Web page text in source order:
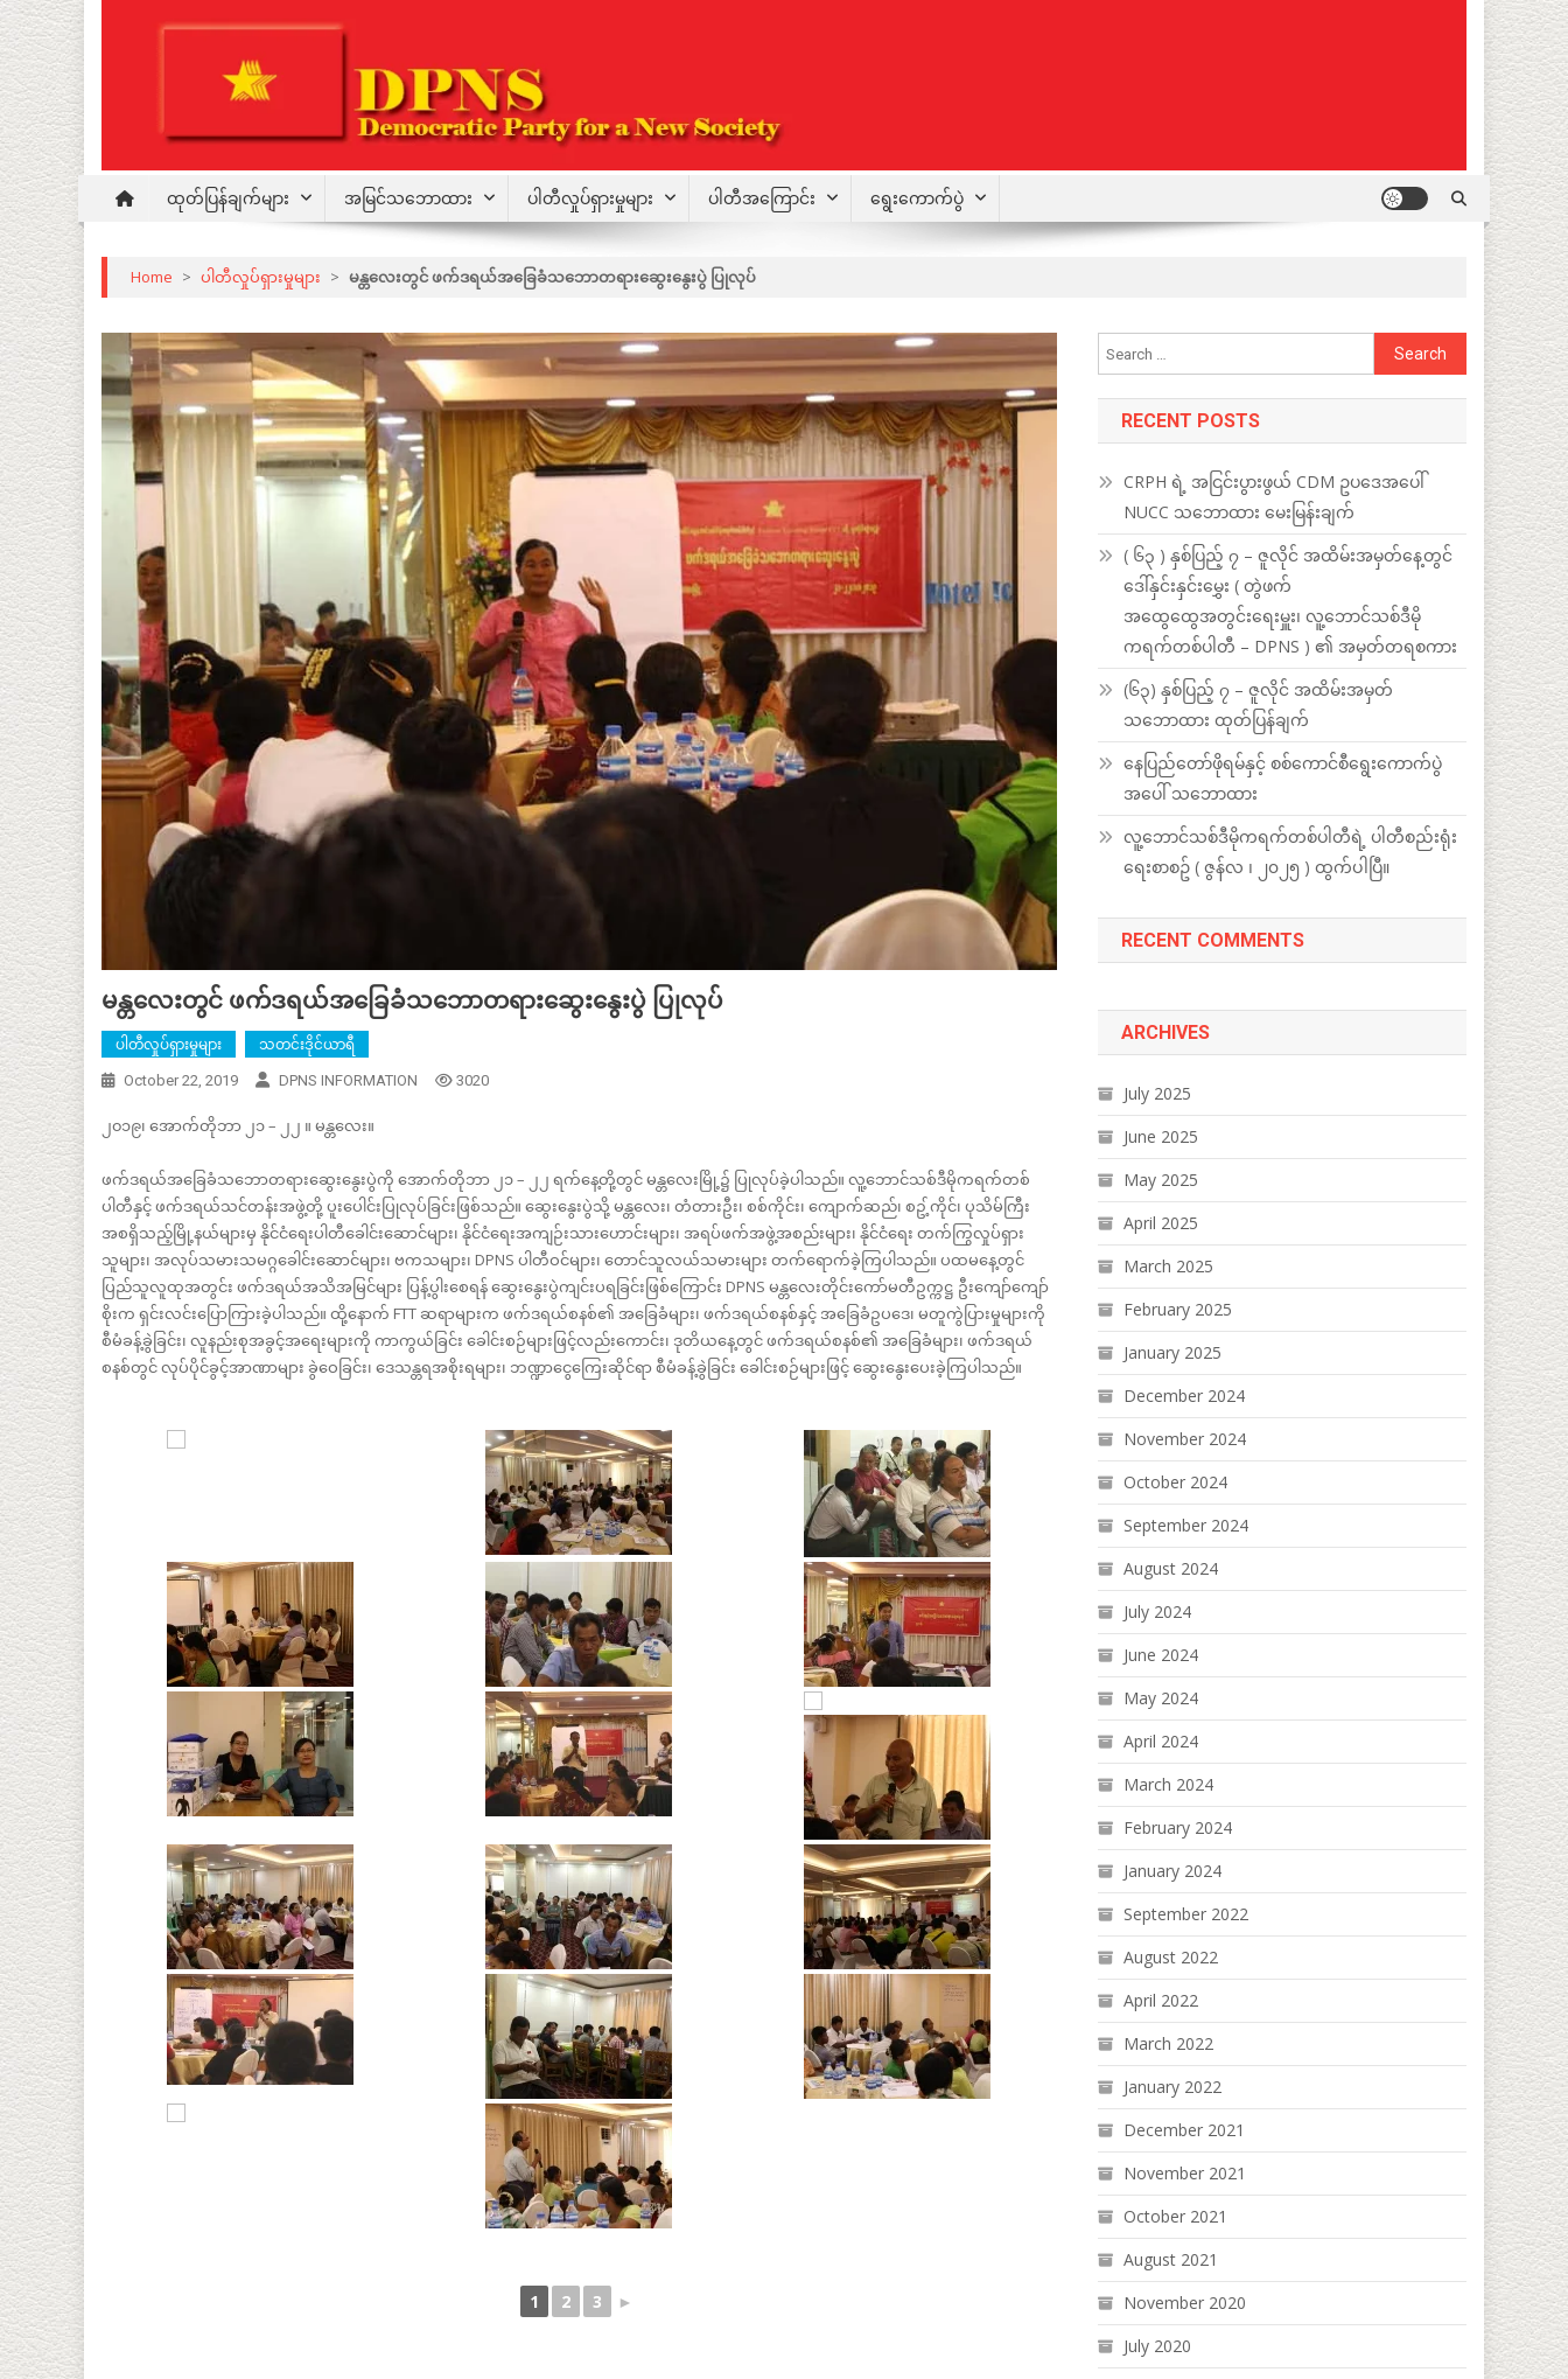
content
DPNS
Democratic Party for a New Society
ထုတ်ပြန်ချက်များ အမြင်သဘောထား ပါတီလှုပ်ရှားမှုများ ပါတီအကြောင်း ရွေးကောက်ပွဲ
Home > ပါတီလှုပ်ရှားမှုများ > မန္တလေးတွင် ဖက်ဒရယ်အခြေခံသဘောတရားဆွေးနွေးပွဲ ပြုလုပ်
မန္တလေးတွင် ဖက်ဒရယ်အခြေခံသဘောတရားဆွေးနွေးပွဲ ပြုလုပ်
ပါတီလှုပ်ရှားမှုများ သတင်းဒိုင်ယာရီ
October 22, 2019 DPNS INFORMATION 3020
၂၀၁၉၊ အောက်တိုဘာ ၂၁ – ၂၂ ။ မန္တလေး။
ဖက်ဒရယ်အခြေခံသဘောတရားဆွေးနွေးပွဲကို အောက်တိုဘာ ၂၁ – ၂၂ ရက်နေ့တို့တွင် မန္တလေးမြို့၌ ပြုလုပ်ခဲ့ပါသည်။ လူ့ဘောင်သစ်ဒီမိုကရက်တစ်
ပါတီနှင့် ဖက်ဒရယ်သင်တန်းအဖွဲ့တို့ ပူးပေါင်းပြုလုပ်ခြင်းဖြစ်သည်။ ဆွေးနွေးပွဲသို့ မန္တလေး၊ တံတားဦး၊ စစ်ကိုင်း၊ ကျောက်ဆည်၊ စဥ့်ကိုင်၊ ပုသိမ်ကြီး
အစရှိသည့်မြို့နယ်များမှ နိုင်ငံရေးပါတီခေါင်းဆောင်များ၊ နိုင်ငံရေးအကျဉ်းသားဟောင်းများ၊ အရပ်ဖက်အဖွဲ့အစည်းများ၊ နိုင်ငံရေး တက်ကြွလှုပ်ရှား
သူများ၊ အလုပ်သမားသမဂ္ဂခေါင်းဆောင်များ၊ ဗကသများ၊ DPNS ပါတီဝင်များ၊ တောင်သူလယ်သမားများ တက်ရောက်ခဲ့ကြပါသည်။ ပထမနေ့တွင်
ပြည်သူလူထုအတွင်း ဖက်ဒရယ်အသိအမြင်များ ပြန့်ပွါးစေရန် ဆွေးနွေးပွဲကျင်းပရခြင်းဖြစ်ကြောင်း DPNS မန္တလေးတိုင်းကော်မတီဥက္ကဋ္ဌ ဦးကျော်ကျော်
စိုးက ရှင်းလင်းပြောကြားခဲ့ပါသည်။ ထို့နောက် FTT ဆရာများက ဖက်ဒရယ်စနစ်၏ အခြေခံများ၊ ဖက်ဒရယ်စနစ်နှင့် အခြေခံဥပဒေ၊ မတူကွဲပြားမှုများကို
စီမံခန့်ခွဲခြင်း၊ လူနည်းစုအခွင့်အရေးများကို ကာကွယ်ခြင်း ခေါင်းစဉ်များဖြင့်လည်းကောင်း၊ ဒုတိယနေ့တွင် ဖက်ဒရယ်စနစ်၏ အခြေခံများ၊ ဖက်ဒရယ်
စနစ်တွင် လုပ်ပိုင်ခွင့်အာဏာများ ခွဲဝေခြင်း၊ ဒေသန္တရအစိုးရများ၊ ဘဏ္ဍာငွေကြေးဆိုင်ရာ စီမံခန့်ခွဲခြင်း ခေါင်းစဉ်များဖြင့် ဆွေးနွေးပေးခဲ့ကြပါသည်။
1 2 3 ►
Search
for:
RECENT POSTS
CRPH ရဲ့ အငြင်းပွားဖွယ် CDM ဥပဒေအပေါ်
NUCC သဘောထား မေးမြန်းချက်
( ၆၃ ) နှစ်ပြည့် ၇ – ဇူလိုင် အထိမ်းအမှတ်နေ့တွင်
ဒေါ်နှင်းနှင်းမွှေး ( တွဲဖက်
အထွေထွေအတွင်းရေးမှူး၊ လူ့ဘောင်သစ်ဒီမို
ကရက်တစ်ပါတီ – DPNS ) ၏ အမှတ်တရစကား
(၆၃) နှစ်ပြည့် ၇ – ဇူလိုင် အထိမ်းအမှတ်
သဘောထား ထုတ်ပြန်ချက်
နေပြည်တော်ဖိုရမ်နှင့် စစ်ကောင်စီရွေးကောက်ပွဲ
အပေါ် သဘောထား
လူ့ဘောင်သစ်ဒီမိုကရက်တစ်ပါတီရဲ့ ပါတီစည်းရုံး
ရေးစာစဥ် ( ဇွန်လ ၊ ၂၀၂၅ ) ထွက်ပါပြီ။
RECENT COMMENTS
ARCHIVES
July 2025
June 2025
May 2025
April 2025
March 2025
February 2025
January 2025
December 2024
November 2024
October 2024
September 2024
August 2024
July 2024
June 2024
May 2024
April 2024
March 2024
February 2024
January 2024
September 2022
August 2022
April 2022
March 2022
January 2022
December 2021
November 2021
October 2021
August 2021
November 2020
July 2020